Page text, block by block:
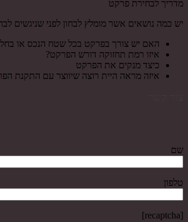
מדריך לבחירת פרקט
יש כמה נושאים אשר מומלץ לבחון לפני שניגשים
האם יש צורך בפרקט בכל שטח הנכס או
איזו רמת תחזוקה דורש הפרקט?
כיצד מנקים את הפרקט
איזה מראה היית רוצה שיווצר עם התקנת
שם
טלפון
[recaptcha]